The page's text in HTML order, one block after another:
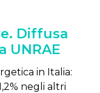
Diffusa
UNRAE
in Italia:
negli altri